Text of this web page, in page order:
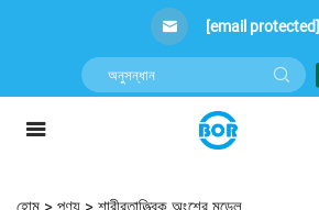
[email protected]